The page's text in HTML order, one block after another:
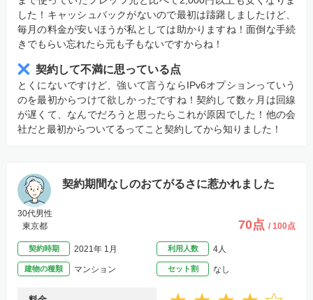
した！キャッシュバックがないので最初は躊躇しましたけど、
毎月の料金が安いほうが私としては助かりますね！面倒な手続
きでもらい忘れたら元も子もないですからね！
契約して不満に思っている点
とくにないですけど、強いて言うならIPv6オプションっていう
のを最初からつけて欲しかったですね！契約して数ヶ月は回線
が遅くて、なんでだろうと思ったらこれが原因でした！他の会
社だと最初からついてるってこと契約してから知りました！
契約期間なしのおてがるさに惹かれました
30代男性
東京都
70点 / 100点
契約時期 2021年 1月 利用人数 4人
建物の種類 マンション セット割 なし